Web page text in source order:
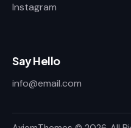
Instagram
Say Hello
info@email.com